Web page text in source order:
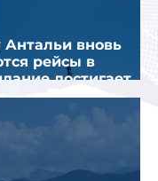
Антальи вновь
рейсы в
достигает